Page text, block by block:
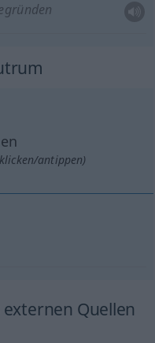
antippen)
Quellen